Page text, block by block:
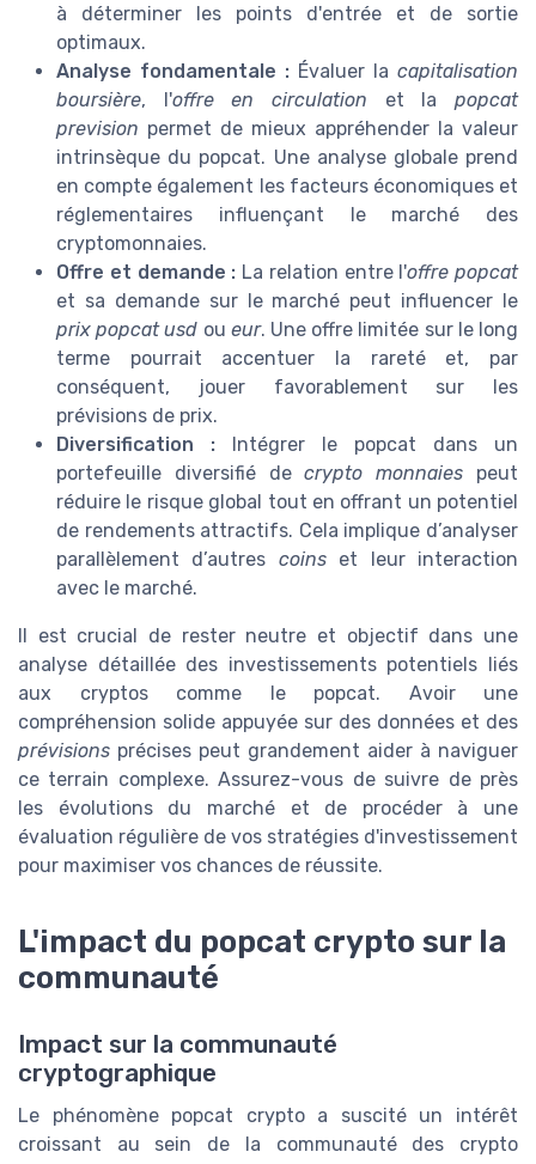
à déterminer les points d'entrée et de sortie
optimaux.
Analyse fondamentale : Évaluer la capitalisation
boursière, l'offre en circulation et lapopcat
prevision permet de mieux appréhender la valeur
intrinsèque du popcat. Une analyse globale prend
en compte également les facteurs économiques et
réglementaires influençant le marché des
cryptomonnaies.
Offre et demande : La relation entre l'offre popcat
et sa demande sur le marché peut influencer le
prix popcat usd ou eur. Une offre limitée sur le long
terme pourrait accentuer la rareté et, par
conséquent, jouer favorablement sur les
prévisions de prix.
Diversification : Intégrer le popcat dans un
portefeuille diversifié decrypto monnaies peut
réduire le risque global tout en offrant un potentiel
de rendements attractifs. Cela implique d’analyser
parallèlement d’autres coinset leur interaction
avec le marché.
Il est crucial de rester neutre et objectif dans une
analyse détaillée des investissements potentiels liés
aux cryptos comme le popcat. Avoir une
compréhension solide appuyée sur des données et des
prévisions précises peut grandement aider à naviguer
ce terrain complexe. Assurez-vous de suivre de près
les évolutions du marché et de procéder à une
évaluation régulière de vos stratégies d'investissement
pour maximiser vos chances de réussite.
L'impact du popcat crypto sur la
communauté
Impact sur la communauté
cryptographique
Le phénomène popcat crypto a suscité un intérêt
croissant au sein de la communauté des crypto